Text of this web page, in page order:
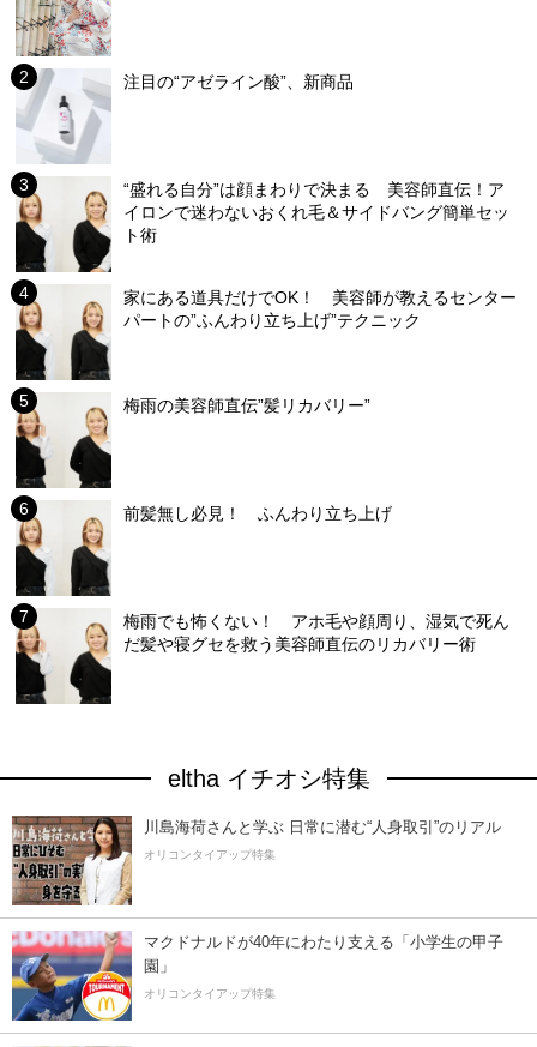
注目の“アゼライン酸”、新商品
“盛れる自分”は顔まわりで決まる 美容師直伝！ア
イロンで迷わないおくれ毛＆サイドバング簡単セッ
ト術
家にある道具だけでOK！ 美容師が教えるセンター
パートの”ふんわり立ち上げ”テクニック
梅雨の美容師直伝”髪リカバリー”
前髪無し必見！ ふんわり立ち上げ
梅雨でも怖くない！ アホ毛や顔周り、湿気で死ん
だ髪や寝グセを救う美容師直伝のリカバリー術
eltha イチオシ特集
川島海荷さんと学ぶ 日常に潜む“人身取引”のリアル
オリコンタイアップ特集
マクドナルドが40年にわたり支える「小学生の甲子
園」
オリコンタイアップ特集